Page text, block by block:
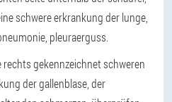
schwere erkrankung der lunge,
pleuraerguss.
gekennzeichnet schweren
der gallenblase, der